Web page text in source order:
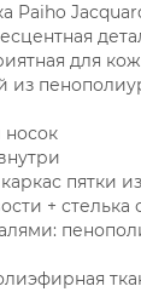
Paiho
для
из
носок
пятки
+ стелька